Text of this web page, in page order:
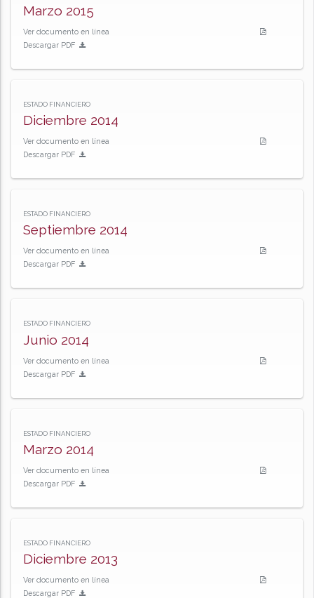
Marzo 2015
Ver documento en línea
Descargar PDF
ESTADO FINANCIERO
Diciembre 2014
Ver documento en línea
Descargar PDF
ESTADO FINANCIERO
Septiembre 2014
Ver documento en línea
Descargar PDF
ESTADO FINANCIERO
Junio 2014
Ver documento en línea
Descargar PDF
ESTADO FINANCIERO
Marzo 2014
Ver documento en línea
Descargar PDF
ESTADO FINANCIERO
Diciembre 2013
Ver documento en línea
Descargar PDF